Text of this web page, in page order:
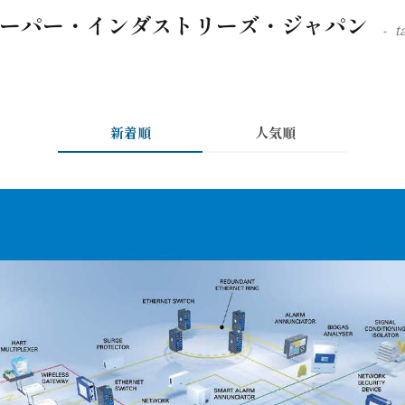
パー・インダストリーズ・ジャパン
新着順 人気順